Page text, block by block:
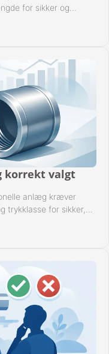
for sikker og
korrekt valgt
anlæg kræver
trykklasse for sikker,